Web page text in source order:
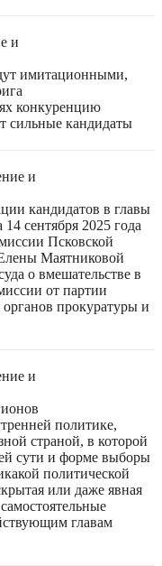
и
имитационными,
конкуренцию
сильные кандидаты
и
кандидатов в главы
сентября 2025 года
Псковской
Маятниковой
о вмешательстве в
от партии
прокуратуры и
и
политике,
страной, в которой
сути и форме выборы
политической
или даже явная
главам